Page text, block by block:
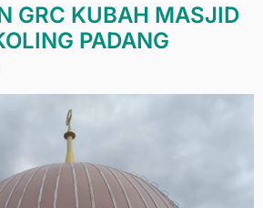
GRC KUBAH MASJID
PADANG